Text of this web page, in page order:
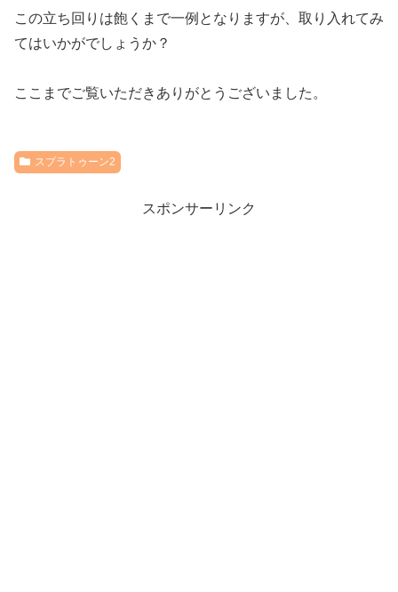
この立ち回りは飽くまで一例となりますが、取り入れてみ
てはいかがでしょうか？
ここまでご覧いただきありがとうございました。
スプラトゥーン2
スポンサーリンク